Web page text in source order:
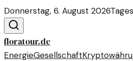
Donnerstag, 6. August 2026
floratour.de
EnergieGesellschaft